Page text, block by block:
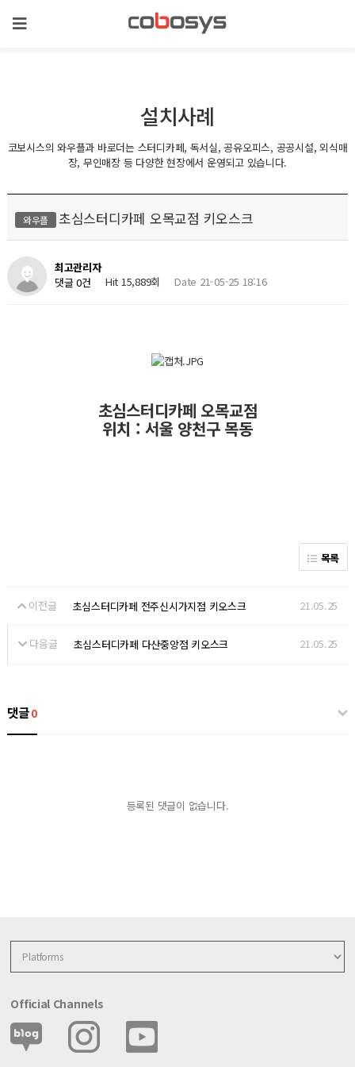
설치사례
코보시스의 와우플과 바로더는 스터디카페, 독서실, 공유오피스, 공공시설, 외식매
장, 무인매장 등 다양한 현장에서 운영되고 있습니다.
와우플 초심스터디카페 오목교점 키오스크
최고관리자
댓글 0건
Hit 15,889회 Date 21-05-25 18:16
초심스터디카페 오목교점
위치 : 서울 양천구 목동
목록
이전글 초심스터디카페 전주신시가지점 키오스크 21.05.25
다음글 초심스터디카페 다산중앙점 키오스크 21.05.25
댓글0
등록된 댓글이 없습니다.
Official Channels